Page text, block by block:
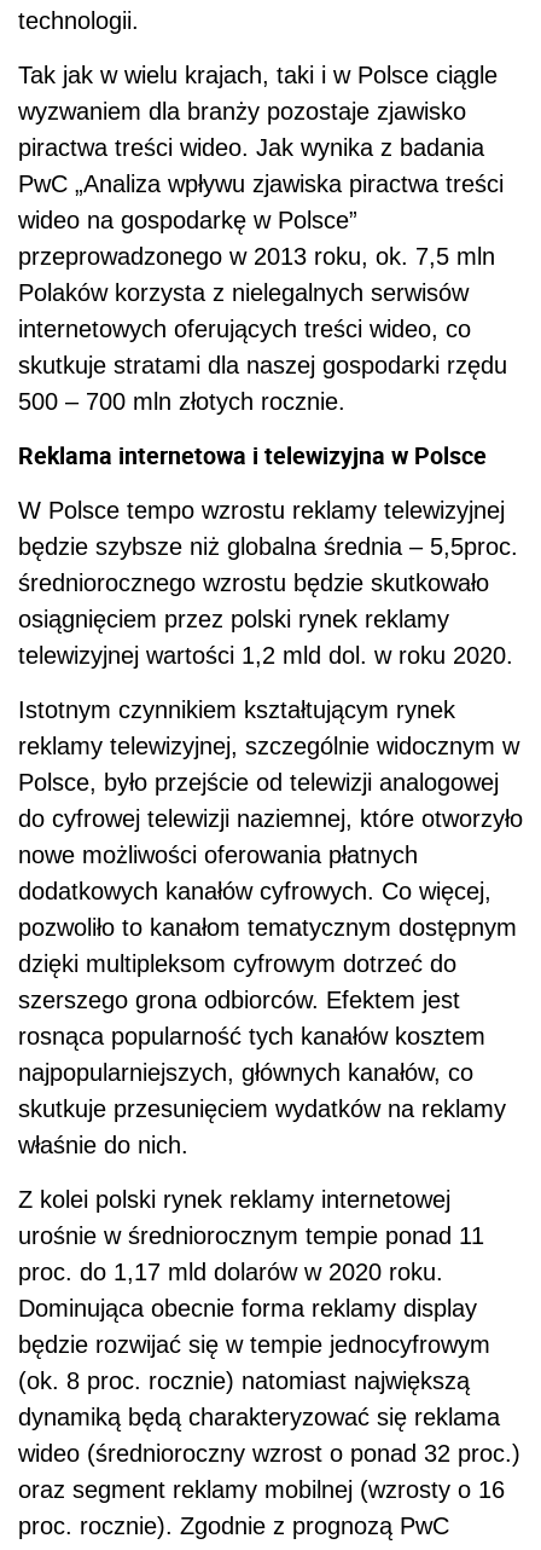
technologii.
Tak jak w wielu krajach, taki i w Polsce ciągle
wyzwaniem dla branży pozostaje zjawisko
piractwa treści wideo. Jak wynika z badania
PwC „Analiza wpływu zjawiska piractwa treści
wideo na gospodarkę w Polsce”
przeprowadzonego w 2013 roku, ok. 7,5 mln
Polaków korzysta z nielegalnych serwisów
internetowych oferujących treści wideo, co
skutkuje stratami dla naszej gospodarki rzędu
500 – 700 mln złotych rocznie.
Reklama internetowa i telewizyjna w Polsce
W Polsce tempo wzrostu reklamy telewizyjnej
będzie szybsze niż globalna średnia – 5,5proc.
średniorocznego wzrostu będzie skutkowało
osiągnięciem przez polski rynek reklamy
telewizyjnej wartości 1,2 mld dol. w roku 2020.
Istotnym czynnikiem kształtującym rynek
reklamy telewizyjnej, szczególnie widocznym w
Polsce, było przejście od telewizji analogowej
do cyfrowej telewizji naziemnej, które otworzyło
nowe możliwości oferowania płatnych
dodatkowych kanałów cyfrowych. Co więcej,
pozwoliło to kanałom tematycznym dostępnym
dzięki multipleksom cyfrowym dotrzeć do
szerszego grona odbiorców. Efektem jest
rosnąca popularność tych kanałów kosztem
najpopularniejszych, głównych kanałów, co
skutkuje przesunięciem wydatków na reklamy
właśnie do nich.
Z kolei polski rynek reklamy internetowej
urośnie w średniorocznym tempie ponad 11
proc. do 1,17 mld dolarów w 2020 roku.
Dominująca obecnie forma reklamy display
będzie rozwijać się w tempie jednocyfrowym
(ok. 8 proc. rocznie) natomiast największą
dynamiką będą charakteryzować się reklama
wideo (średnioroczny wzrost o ponad 32 proc.)
oraz segment reklamy mobilnej (wzrosty o 16
proc. rocznie). Zgodnie z prognozą PwC